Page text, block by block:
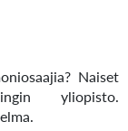
Naiset
yliopisto.